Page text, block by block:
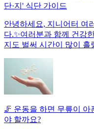
단·지' 식단 가이드
안녕하세요, 지니어터 여
다.✨여러분과 함께 건강
지도 벌써 시간이 많이 흘
🦵 운동을 하면 무릎이 아
야 할까요?